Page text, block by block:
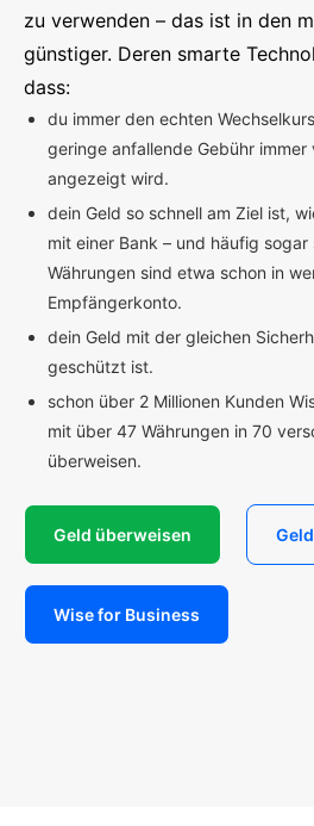
zu verwenden – das ist in den
günstiger. Deren smarte
dass:
du immer den echten
geringe anfallende Gebühr immer
angezeigt wird.
dein Geld so schnell am Ziel ist,
mit einer Bank – und häufig sogar
Währungen sind etwa schon in
Empfängerkonto.
dein Geld mit der gleichen
geschützt ist.
schon über 2 Millionen Kunden
mit über 47 Währungen in 70
überweisen.
Geld überweisen
Wise for Business